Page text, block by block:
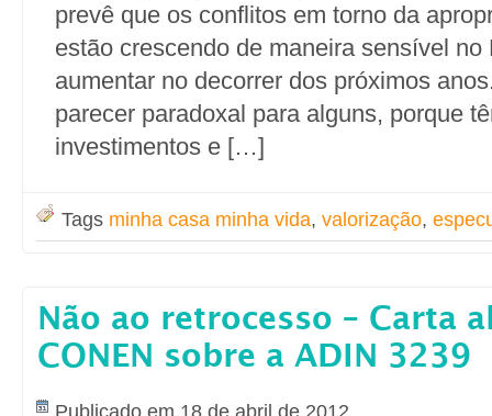
prevê que os conflitos em torno da
estão crescendo de maneira sensível no
aumentar no decorrer dos próximos
parecer paradoxal para alguns, porque
investimentos e […]
Tags minha casa minha vida, valorização,
Não ao retrocesso – Carta
CONEN sobre a ADIN 3239
Publicado em 18 de abril de 2012